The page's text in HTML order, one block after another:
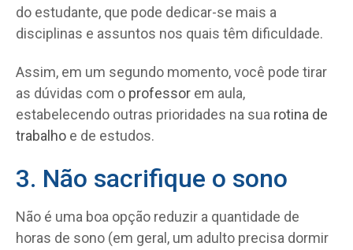
do estudante, que pode dedicar-se mais a
disciplinas e assuntos nos quais têm dificuldade.
Assim, em um segundo momento, você pode tirar
as dúvidas com o professor em aula,
estabelecendo outras prioridades na sua rotina de
trabalho e de estudos.
3. Não sacrifique o sono
Não é uma boa opção reduzir a quantidade de
horas de sono (em geral, um adulto precisa dormir